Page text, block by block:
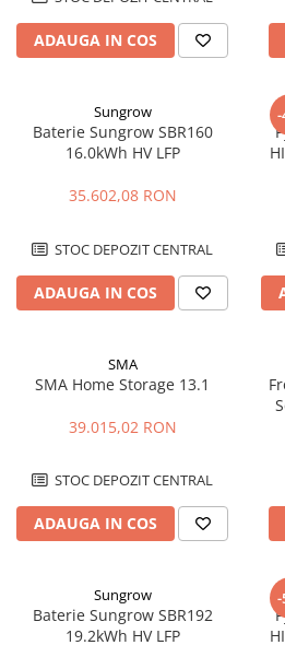
ADAUGA IN COS
Sungrow
Baterie Sungrow SBR160
16.0kWh HV LFP
35.602,08 RON
STOC DEPOZIT CENTRAL
ADAUGA IN COS
-
SMA
SMA Home Storage 13.1
39.015,02 RON
STOC DEPOZIT CENTRAL
ADAUGA IN COS
Sungrow
Baterie Sungrow SBR192
19.2kWh HV LFP
-